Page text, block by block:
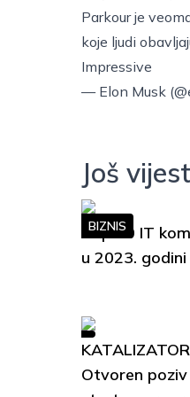
Parkour je
koje ljudi
Impressive
— Elon Musk
Još
Top 10 IT
u 2023. godini
BIZNIS
Otvoren poziv